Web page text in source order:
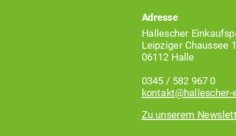
Adresse
Hallescher
Leipziger Chaussee
06112 Halle
0345 / 582 967 0
Zu unserem